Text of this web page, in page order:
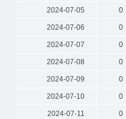
2024-07-05 0
2024-07-06 0
2024-07-07 0
2024-07-08 0
2024-07-09 0
2024-07-10 0
2024-07-11 0